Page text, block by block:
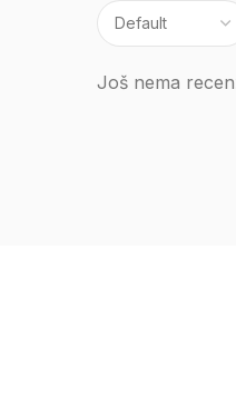
Još nema